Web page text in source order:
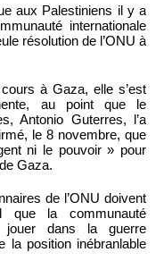
aux Palestiniens il y a
internationale
résolution de l’ONU à
à Gaza, elle s’est
au point que le
Antonio Guterres, l’a
le 8 novembre, que
ni le pouvoir » pour
Gaza.
de l’ONU doivent
que la communauté
jouer dans la guerre
la position inébranlable